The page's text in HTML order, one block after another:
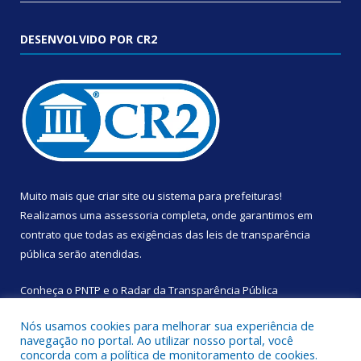
DESENVOLVIDO POR CR2
Muito mais que criar site ou sistema para prefeituras!
Realizamos uma assessoria completa, onde garantimos em
contrato que todas as exigências das leis de transparência
pública serão atendidas.
Conheça o PNTP e o Radar da Transparência Pública
Nós usamos cookies para melhorar sua experiência de
navegação no portal. Ao utilizar nosso portal, você
concorda com a política de monitoramento de cookies.